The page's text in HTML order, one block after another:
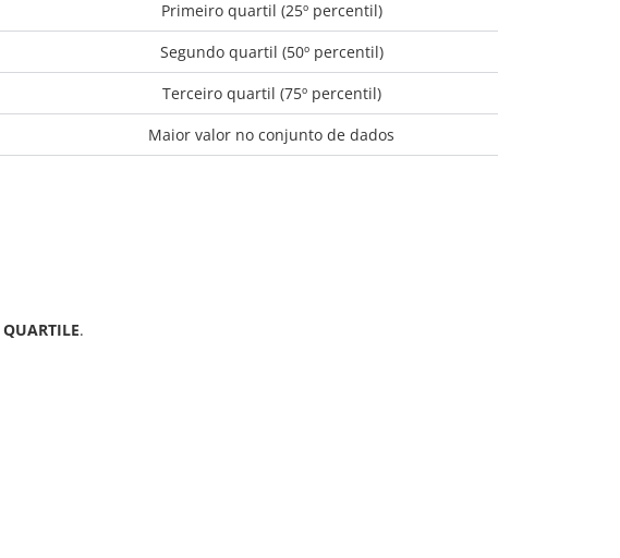
Primeiro quartil (25º percentil)
Segundo quartil (50º percentil)
Terceiro quartil (75º percentil)
Maior valor no conjunto de dados
QUARTILE.